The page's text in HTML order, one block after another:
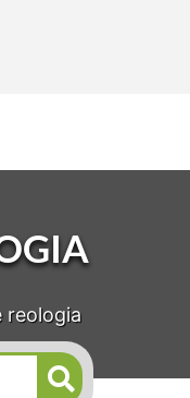
reologia